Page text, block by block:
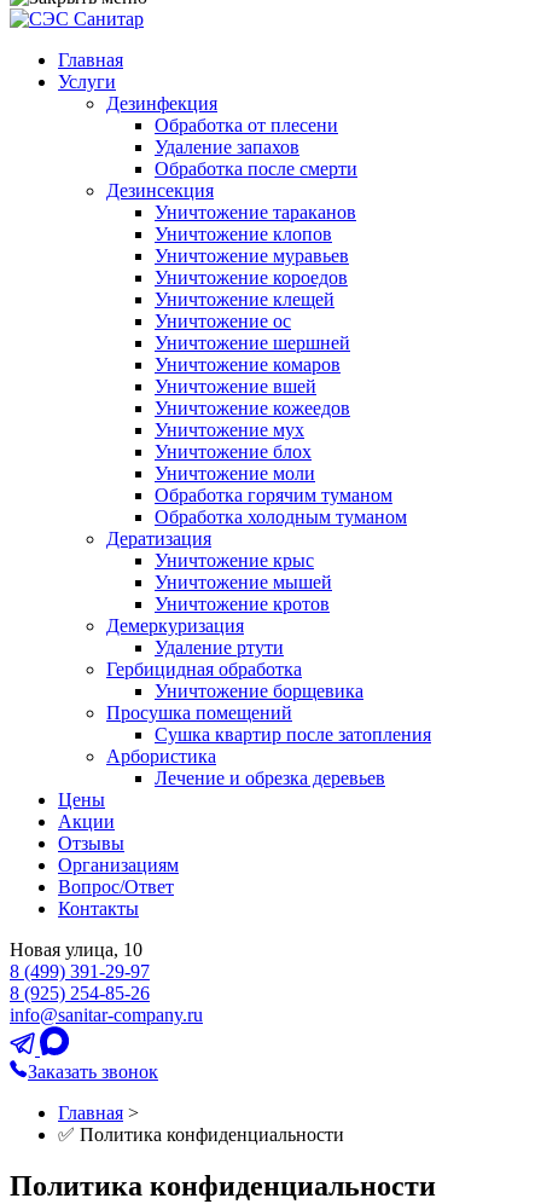
Главная
Услуги
Дезинфекция
Обработка от плесени
Удаление запахов
Обработка после смерти
Дезинсекция
Уничтожение тараканов
Уничтожение клопов
Уничтожение муравьев
Уничтожение короедов
Уничтожение клещей
Уничтожение ос
Уничтожение шершней
Уничтожение комаров
Уничтожение вшей
Уничтожение кожеедов
Уничтожение мух
Уничтожение блох
Уничтожение моли
Обработка горячим туманом
Обработка холодным туманом
Дератизация
Уничтожение крыс
Уничтожение мышей
Уничтожение кротов
Демеркуризация
Удаление ртути
Гербицидная обработка
Уничтожение борщевика
Просушка помещений
Сушка квартир после затопления
Арбористика
Лечение и обрезка деревьев
Цены
Акции
Отзывы
Организациям
Вопрос/Ответ
Контакты
Новая улица, 10
8 (499) 391-29-97
8 (925) 254-85-26
info@sanitar-company.ru
Заказать звонок
Главная >
✅ Политика конфиденциальности
Политика конфиденциальности